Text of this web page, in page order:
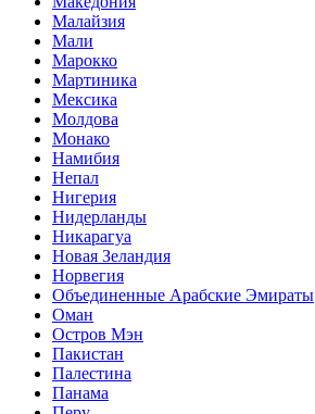
Малайзия
Мали
Марокко
Мартиника
Мексика
Молдова
Монако
Намибия
Непал
Нигерия
Нидерланды
Никарагуа
Новая Зеландия
Норвегия
Объединенные Арабские Эмираты
Оман
Остров Мэн
Пакистан
Палестина
Панама